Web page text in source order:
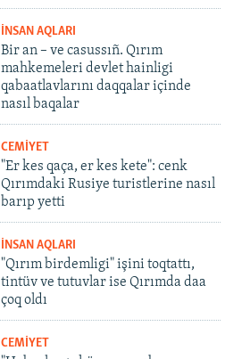
İNSAN AQLARI
Bir an – ve casussıñ. Qırım
mahkemeleri devlet hainligi
qabaatlavlarını daqqalar içinde
nasıl baqalar
CEMİYET
"Er kes qaça, er kes kete": cenk
Qırımdaki Rusiye turistlerine nasıl
barıp yetti
İNSAN AQLARI
"Qırım birdemligi" işini toqtattı,
tintüv ve tutuvlar ise Qırımda daa
çoq oldı
CEMİYET